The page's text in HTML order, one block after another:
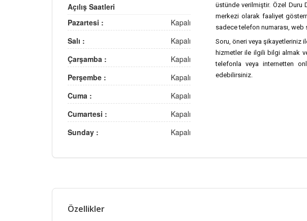
Açılış Saatleri
Pazartesi :
Kapalı
Salı :
Kapalı
Çarşamba :
Kapalı
Perşembe :
Kapalı
Cuma :
Kapalı
Cumartesi :
Kapalı
Sunday :
Kapalı
üstünde verilmiştir. Özel Duru
merkezi olarak faaliyet
sadece telefon numarası,
Soru, öneri veya şikayetleriniz
hizmetler ile ilgili bilgi almak
telefonla veya internetten
edebilirsiniz.
Özellikler